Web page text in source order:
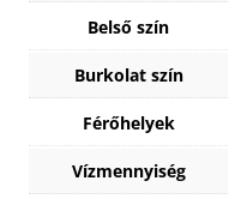
Belső szín
Burkolat szín
Férőhelyek
Vízmennyiség